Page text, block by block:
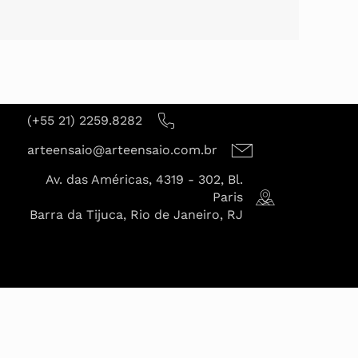
(+55 21) 2259.8282
arteensaio@arteensaio.com.br
Av. das Américas, 4319 - 302, Bl.
Paris
Barra da Tijuca, Rio de Janeiro, RJ